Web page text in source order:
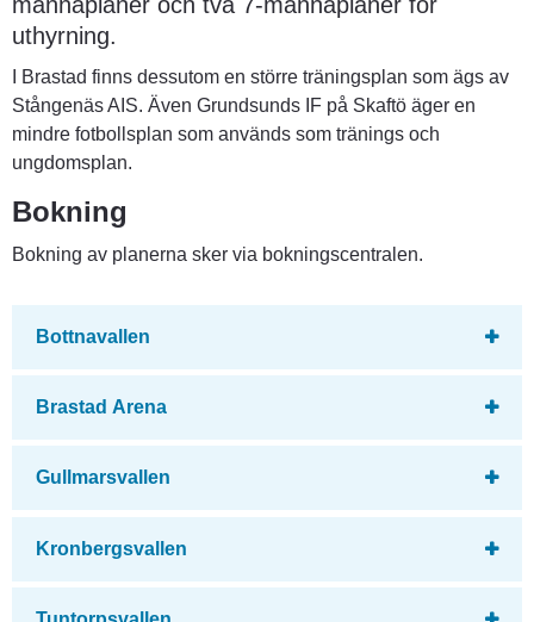
uthyrning.
I Brastad finns dessutom en större träningsplan som ägs av
Stångenäs AIS. Även Grundsunds IF på Skaftö äger en
mindre fotbollsplan som används som tränings och
ungdomsplan.
Bokning
Bokning av planerna sker via bokningscentralen.
Bottnavallen
Brastad Arena
Gullmarsvallen
Kronbergsvallen